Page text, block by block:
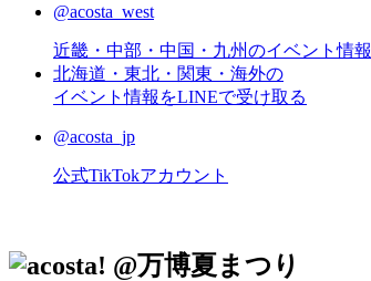
@acosta_west
近畿・中部・中国・九州のイベント情報
北海道・東北・関東・海外の
イベント情報をLINEで受け取る
@acosta_jp
公式TikTokアカウント
@万博夏まつり